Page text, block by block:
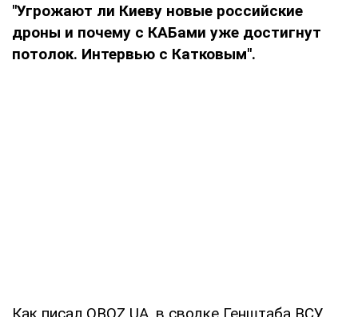
"Угрожают ли Киеву новые российские
дроны и почему с КАБами уже достигнут
потолок. Интервью с Катковым".
Как писал OBOZ.UA, в сводке Генштаба ВСУ